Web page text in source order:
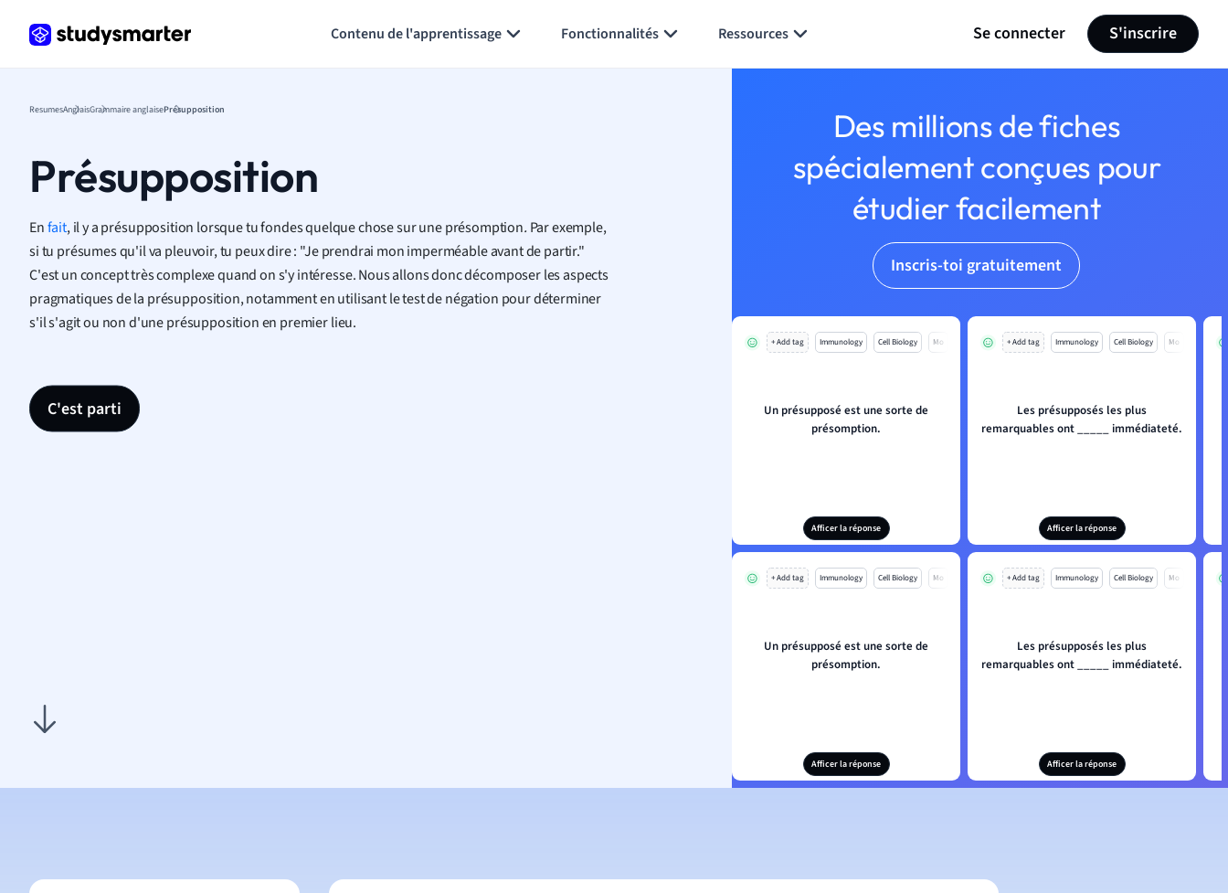
Contenu de l'apprentissage Fonctionnalités Ressources Se connecter S'inscrire
ResumesAnglaisGrammaire anglaisePrésupposition
Présupposition
Enfait, il y a présupposition lorsque tu fondes quelque chose sur une présomption. Par exemple,
si tu présumes qu'il va pleuvoir, tu peux dire : "Je prendrai mon imperméable avant de partir."
C'est un concept très complexe quand on s'y intéresse. Nous allons donc décomposer les aspects
pragmatiques de la présupposition, notamment en utilisant le test de négation pour déterminer
s'il s'agit ou non d'une présupposition en premier lieu.
C'est parti
Des millions de fiches
spécialement conçues pour
étudier facilement
Inscris-toi gratuitement
+ Add tag Immunology Cell Biology Mo
Un présupposé est une sorte de
présomption.
Afficer la réponse
+ Add tag Immunology Cell Biology Mo
Les présupposés les plus
remarquables ont _____ immédiateté.
Afficer la réponse
+ Add tag Immunology Cell Biology Mo
Un présupposé est une sorte de
présomption.
Afficer la réponse
+ Add tag Immunology Cell Biology Mo
Les présupposés les plus
remarquables ont _____ immédiateté.
Afficer la réponse